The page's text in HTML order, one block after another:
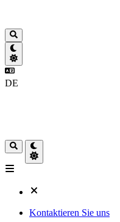
DE
Kontaktieren Sie uns